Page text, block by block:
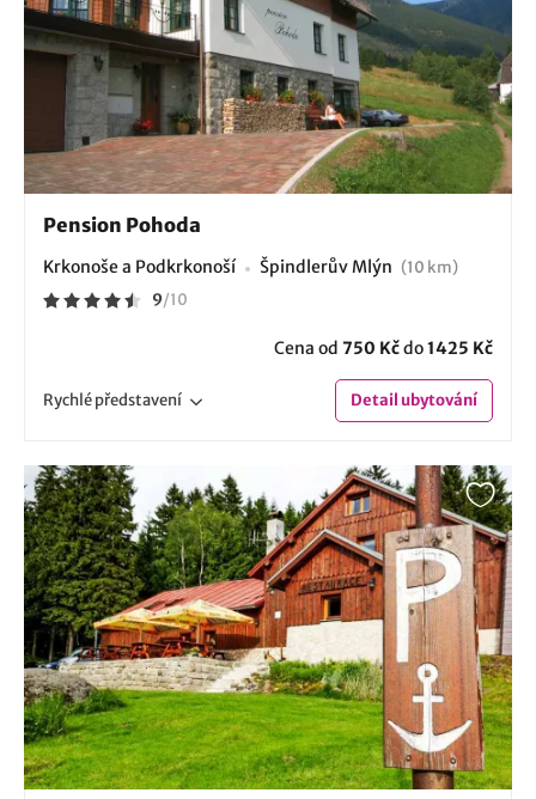
Pension Pohoda
Krkonoše a Podkrkonoší Špindlerův Mlýn (10 km)
9/10
Cena od 750 Kčdo1425 Kč
Rychlépředstavení Detailubytování